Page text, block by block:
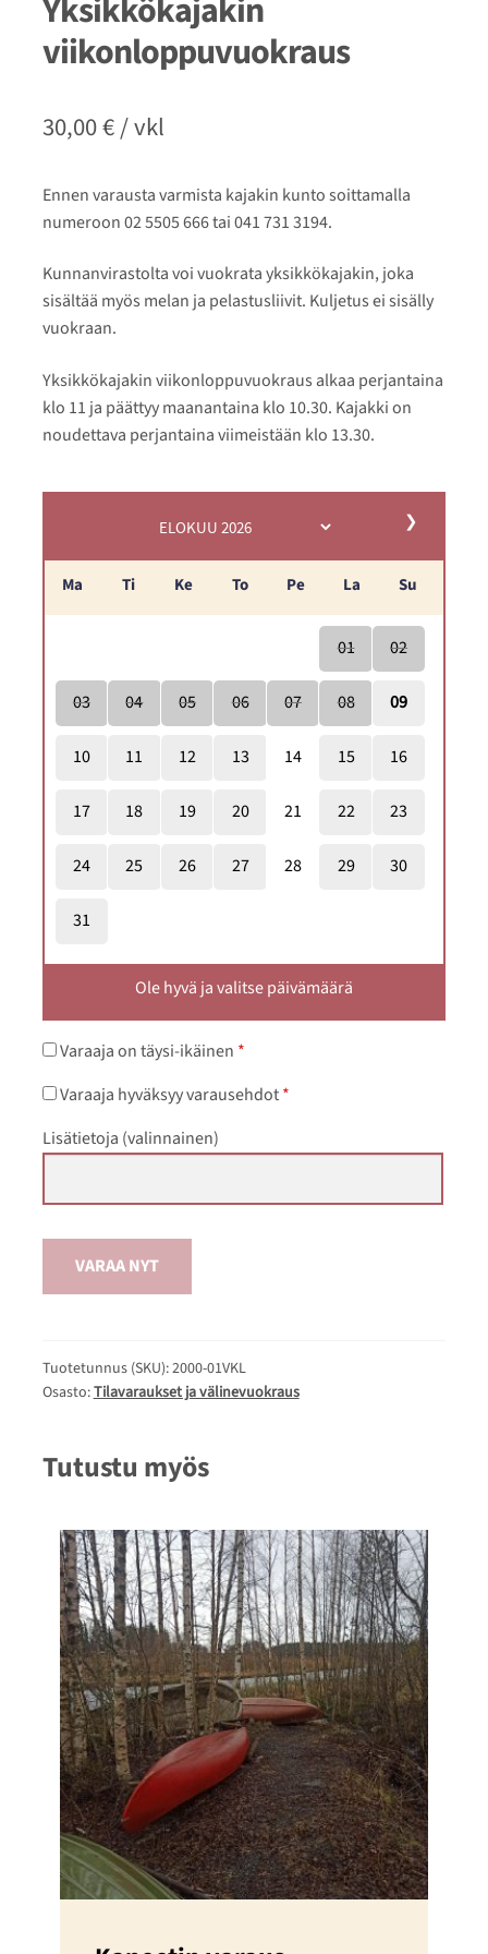
Yksikkökajakin
viikonloppuvuokraus
30,00€/ vkl
Ennen varausta varmista kajakin kunto soittamalla
numeroon 02 5505 666 tai 041 731 3194.
Kunnanvirastolta voi vuokrata yksikkökajakin, joka
sisältää myös melan ja pelastusliivit. Kuljetus ei sisälly
vuokraan.
Yksikkökajakin viikonloppuvuokraus alkaa perjantaina
klo 11 ja päättyy maanantaina klo 10.30. Kajakki on
noudettava perjantaina viimeistään klo 13.30.
❯
Ma Ti Ke To Pe La Su
01 02
03 04 05 06 07 08 09
10 11 12 13 14 15 16
17 18 19 20 21 22 23
24 25 26 27 28 29 30
31
Ole hyvä ja valitse päivämäärä
Varaaja on täysi-ikäinen *
Varaaja hyväksyy varausehdot*
Lisätietoja (valinnainen)
VARAA NYT
Tuotetunnus (SKU):2000-01VKL
Osasto:Tilavaraukset ja välinevuokraus
Tutustu myös